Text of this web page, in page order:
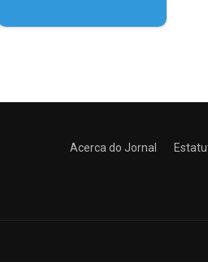
instrumentos
Acerca do Jornal